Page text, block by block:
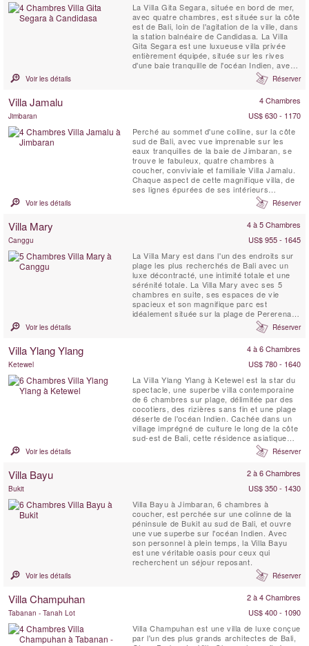
La Villa Gita Segara, située en bord de mer,
avec quatre chambres, est située sur la côte
est de Bali, loin de l'agitation de la ville, dans
la station balnéaire de Candidasa. La Villa
Gita Segara est une luxueuse villa privée
entièrement équipée, située sur les rives
d'une baie tranquille de l'océan Indien, avec
un accès direct privé à une plage de sable
blanc et une vue dégagée sur l'océan, une
Voir les détails Réserver
Villa Jamalu 4 Chambres
Jimbaran
US$ 630 - 1170
Perché au sommet d'une colline, sur la côte
sud de Bali, avec vue imprenable sur les
eaux tranquilles de la baie de Jimbaran, se
trouve le fabuleux, quatre chambres à
coucher, conviviale et familiale Villa Jamalu.
Chaque aspect de cette magnifique villa, de
ses lignes épurées de ses intérieurs
élégants, vous promet le summum du luxe et
possibilités infinies pour le plaisir et la
Voir les détails Réserver
Villa Mary 4 à 5 Chambres
Canggu
US$ 955 - 1645
La Villa Mary est dans l'un des endroits sur
plage les plus recherchés de Bali avec un
luxe décontracté, une intimité totale et une
sérénité totale. La Villa Mary avec ses 5
chambres en suite, ses espaces de vie
spacieux et son magnifique parc est
idéalement située sur la plage de Pererenan
connue seulement de quelques surfeurs
expérimentés et de quelques Balinais locaux.
Lima. Les couchers de soleil sont
Voir les détails Réserver
Villa Ylang Ylang 4 à 6 Chambres
Ketewel
US$ 780 - 1640
La Villa Ylang Ylang à Ketewel est la star du
spectacle, une superbe villa contemporaine
de 6 chambres sur plage, délimitée par des
cocotiers, des rizières sans fin et une plage
déserte de l'océan Indien. Cachée dans un
village imprégné de culture le long de la côte
sud-est de Bali, cette résidence asiatique
moderne respire le luxe et le glamour, avec
des intérieurs révélant des goûts exquis et
Voir les détails Réserver
Villa Bayu 2 à 6 Chambres
Bukit
US$ 350 - 1430
Villa Bayu à Jimbaran, 6 chambres à
coucher, est perchée sur une colinne de la
péninsule de Bukit au sud de Bali, et ouvre
une vue superbe sur l'océan Indien. Avec
son personnel à plein temps, la Villa Bayu
est une véritable oasis pour ceux qui
recherchent un séjour reposant.
Voir les détails Réserver
Villa Champuhan 2 à 4 Chambres
Tabanan - Tanah Lot
US$ 400 - 1090
Villa Champuhan est une villa de luxe conçue
par l'un des plus grands architectes de Bali,